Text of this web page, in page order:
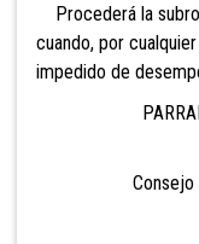
Procederá la
cuando, por
impedido de
Consejo